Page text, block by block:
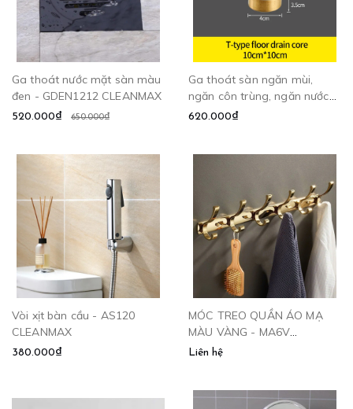
Ga thoát nước mặt sàn màu
đen - GDEN1212 CLEANMAX
520.000₫ 650.000₫
Ga thoát sàn ngăn mùi,
ngăn côn trùng, ngăn nước
trào ngược - DL8599
620.000₫
Vòi xịt bàn cầu - AS120
CLEANMAX
380.000₫
MÓC TREO QUẦN ÁO MẠ
MÀU VÀNG - MA6V
CLEANMAX
Liên hệ